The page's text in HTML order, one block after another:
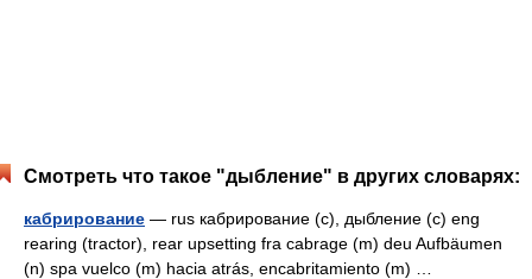
Смотреть что такое "дыбление" в других словарях:
кабрирование — rus кабрирование (с), дыбление (с) eng
rearing (tractor), rear upsetting fra cabrage (m) deu Aufbäumen
(n) spa vuelco (m) hacia atrás, encabritamiento (m) …